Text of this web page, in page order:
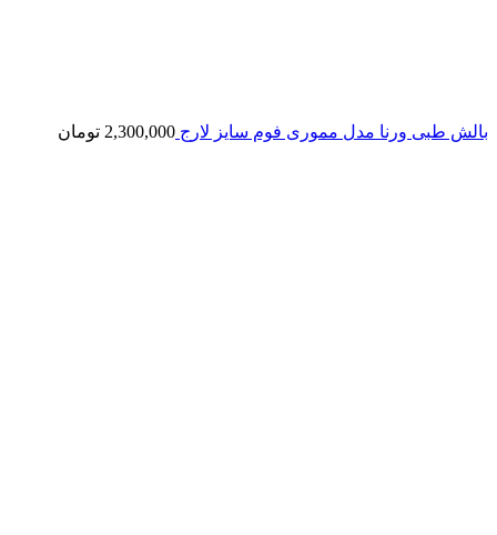
بالش طبی ورنا مدل مموری فوم سایز لارج 2,300,000 تومان